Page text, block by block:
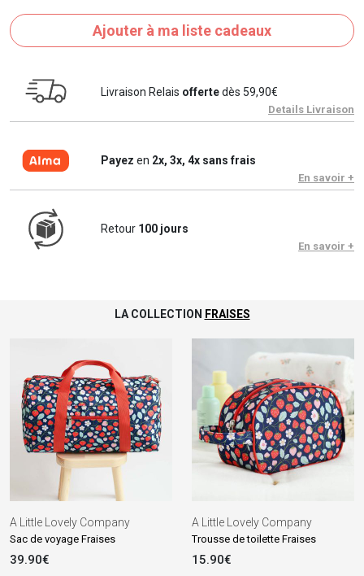
Ajouter à ma liste cadeaux
Livraison Relais offertedès 59,90€
Details Livraison
Payez en 2x, 3x, 4x sans frais
En savoir +
Retour 100 jours
En savoir +
LA COLLECTION FRAISES
A Little Lovely Company
Sac de voyage Fraises
39.90€
A Little Lovely Company
Trousse de toilette Fraises
15.90€